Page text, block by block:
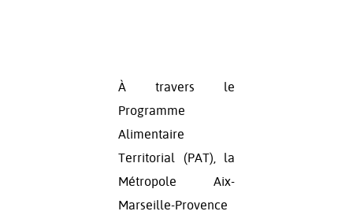
À travers le
Programme
Alimentaire
Territorial (PAT), la
Métropole Aix-
Marseille-Provence